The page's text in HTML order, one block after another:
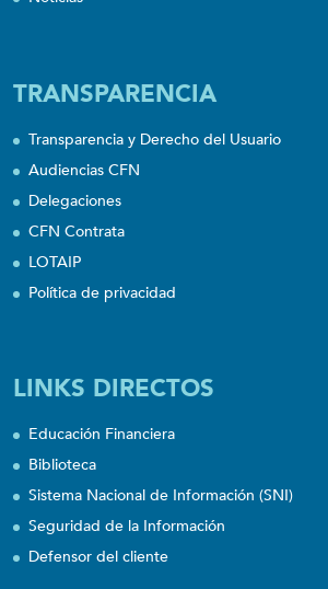
TRANSPARENCIA
Transparencia y Derecho del Usuario
Audiencias CFN
Delegaciones
CFN Contrata
LOTAIP
Política de privacidad
LINKS DIRECTOS
Educación Financiera
Biblioteca
Sistema Nacional de Información (SNI)
Seguridad de la Información
Defensor del cliente